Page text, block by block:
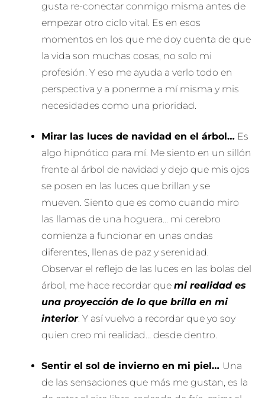
gusta re-conectar conmigo misma antes de
empezar otro ciclo vital. Es en esos
momentos en los que me doy cuenta de que
la vida son muchas cosas, no solo mi
profesión. Y eso me ayuda a verlo todo en
perspectiva y a ponerme a mí misma y mis
necesidades como una prioridad.
Mirar las luces de navidad en el árbol… Es
algo hipnótico para mí. Me siento en un sillón
frente al árbol de navidad y dejo que mis ojos
se posen en las luces que brillan y se
mueven. Siento que es como cuando miro
las llamas de una hoguera… mi cerebro
comienza a funcionar en unas ondas
diferentes, llenas de paz y serenidad.
Observar el reflejo de las luces en las bolas del
árbol, me hace recordar quemi realidad es
una proyección de lo que brilla en mi
interior. Y así vuelvo a recordar que yo soy
quien creo mi realidad… desde dentro.
Sentir el sol de invierno en mi piel… Una
de las sensaciones que más me gustan, es la